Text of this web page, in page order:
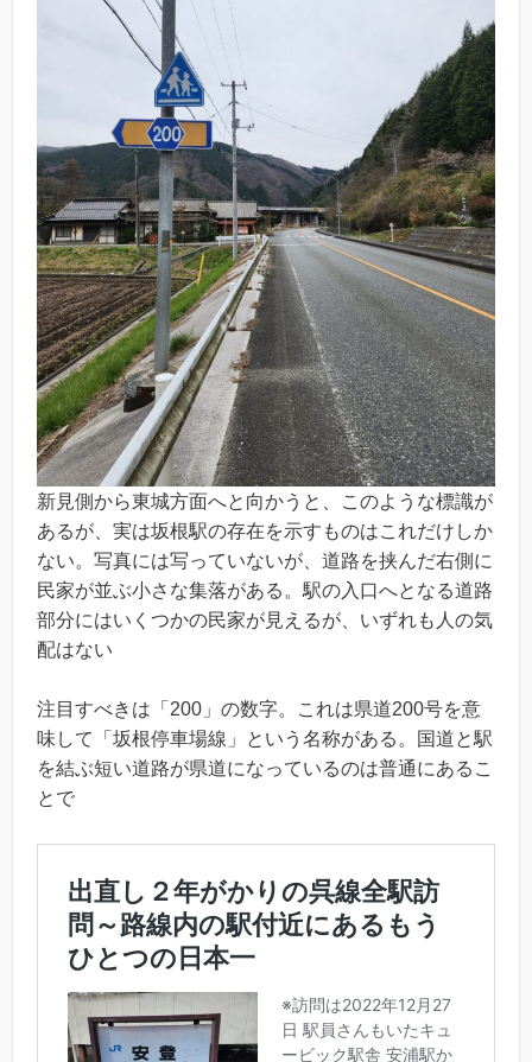
新見側から東城方面へと向かうと、このような標識が
あるが、実は坂根駅の存在を示すものはこれだけしか
ない。写真には写っていないが、道路を挟んだ右側に
民家が並ぶ小さな集落がある。駅の入口へとなる道路
部分にはいくつかの民家が見えるが、いずれも人の気
配はない
注目すべきは「200」の数字。これは県道200号を意
味して「坂根停車場線」という名称がある。国道と駅
を結ぶ短い道路が県道になっているのは普通にあるこ
とで